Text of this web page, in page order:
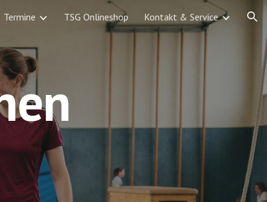
Termine TSG Onlineshop Kontakt & Service